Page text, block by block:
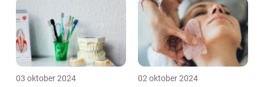
03 oktober 2024 02 oktober 2024